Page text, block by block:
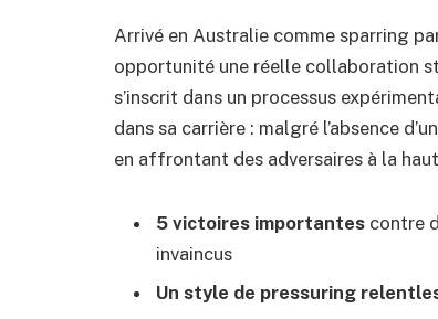
Arrivé en Australie comme sparring
opportunité une réelle collaboration
s’inscrit dans un processus
dans sa carrière : malgré l’absence
en affrontant des adversaires à la
5 victoires importantes contre
invaincus
Un style de pressuring